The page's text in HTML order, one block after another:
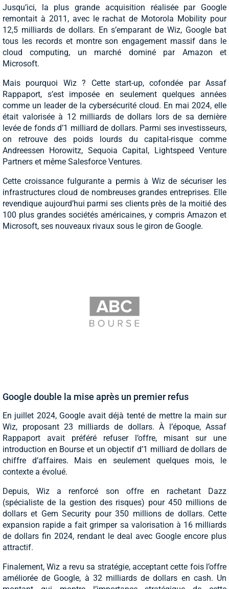
Jusqu’ici, la plus grande acquisition réalisée par Google
remontait à 2011, avec le rachat de Motorola Mobility pour
12,5 milliards de dollars. En s’emparant de Wiz, Google bat
tous les records et montre son engagement massif dans le
cloud computing, un marché dominé par Amazon et
Microsoft.
Mais pourquoi Wiz ? Cette start-up, cofondée par Assaf
Rappaport, s’est imposée en seulement quelques années
comme un leader de la cybersécurité cloud. En mai 2024, elle
était valorisée à 12 milliards de dollars lors de sa dernière
levée de fonds d’1 milliard de dollars. Parmi ses investisseurs,
on retrouve des poids lourds du capital-risque comme
Andreessen Horowitz, Sequoia Capital, Lightspeed Venture
Partners et même Salesforce Ventures.
Cette croissance fulgurante a permis à Wiz de sécuriser les
infrastructures cloud de nombreuses grandes entreprises. Elle
revendique aujourd’hui parmi ses clients près de la moitié des
100 plus grandes sociétés américaines, y compris Amazon et
Microsoft, ses nouveaux rivaux sous le giron de Google.
Google double la mise après un premier refus
En juillet 2024, Google avait déjà tenté de mettre la main sur
Wiz, proposant 23 milliards de dollars. À l’époque, Assaf
Rappaport avait préféré refuser l’offre, misant sur une
introduction en Bourse et un objectif d’1 milliard de dollars de
chiffre d’affaires. Mais en seulement quelques mois, le
contexte a évolué.
Depuis, Wiz a renforcé son offre en rachetant Dazz
(spécialiste de la gestion des risques) pour 450 millions de
dollars et Gem Security pour 350 millions de dollars. Cette
expansion rapide a fait grimper sa valorisation à 16 milliards
de dollars fin 2024, rendant le deal avec Google encore plus
attractif.
Finalement, Wiz a revu sa stratégie, acceptant cette fois l’offre
améliorée de Google, à 32 milliards de dollars en cash. Un